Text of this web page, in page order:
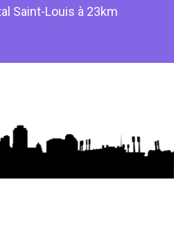
Saint-Louis à 23km